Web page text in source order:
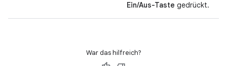
Ein/Aus-Taste gedrückt.
War das hilfreich?